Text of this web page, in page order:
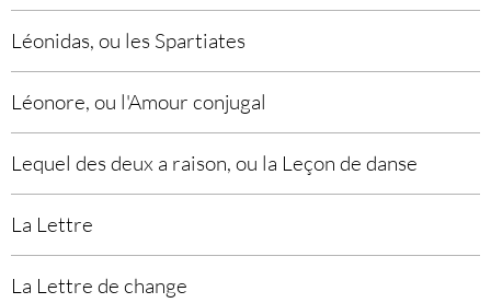
Léonidas, ou les Spartiates
Léonore, ou l'Amour conjugal
Lequel des deux a raison, ou la Leçon de danse
La Lettre
La Lettre de change